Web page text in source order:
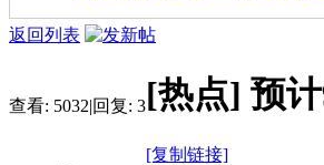
返回列表
查看: 5032|回复: 3[热点] 预
[复制链接]